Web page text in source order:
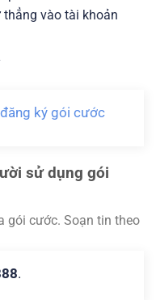
vào tài khoản
ký gói cước
sử dụng gói
gói cước. Soạn tin theo
.